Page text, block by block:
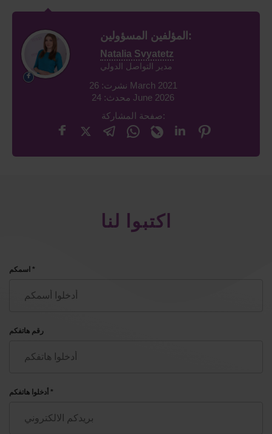
المؤلفين المسؤولين:
Natalia Svyatetz
مدير التواصل الدولي
نشرت: 26 March 2021
محدث: 24 June 2026
صفحة المشاركة:
اكتبوا لنا
اسمكم *
رقم هاتفكم
أدخلوا هاتفكم *